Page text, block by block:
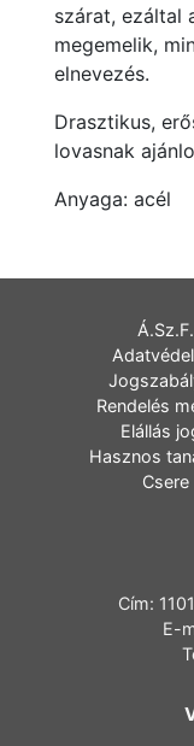
szárat, ezáltal
megemelik,
elnevezés.
Drasztikus,
lovasnak
Anyaga: acél
Á.Sz.F.
Rendelés
Elállás
Hasznos
Csere
Cím:
E-